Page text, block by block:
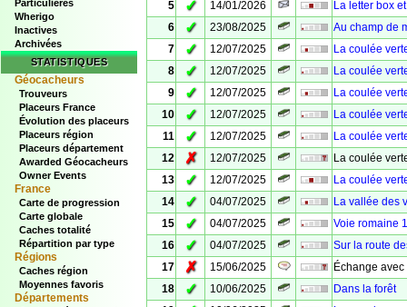
Particulières
Wherigo
Inactives
Archivées
STATISTIQUES
Géocacheurs
Trouveurs
Placeurs France
Évolution des placeurs
Placeurs région
Placeurs département
Awarded Géocacheurs
Owner Events
France
Carte de progression
Carte globale
Caches totalité
Répartition par type
Régions
Caches région
Moyennes favoris
Départements
5
✓ 14/01/2026
La letter box
6
✓ 23/08/2025
Au champ de
7
✓ 12/07/2025
La coulée
8
✓ 12/07/2025
La coulée
9
✓ 12/07/2025
La coulée
10
✓ 12/07/2025
La coulée
11
✓ 12/07/2025
La coulée
12
✗ 12/07/2025
La coulée
13
✓ 12/07/2025
La coulée
14
✓ 04/07/2025
La vallée des
15
✓ 04/07/2025
Voie romaine 1
16
✓ 04/07/2025
Sur la route
17
✗ 15/06/2025
Échange
18
✓ 10/06/2025
Dans la forêt